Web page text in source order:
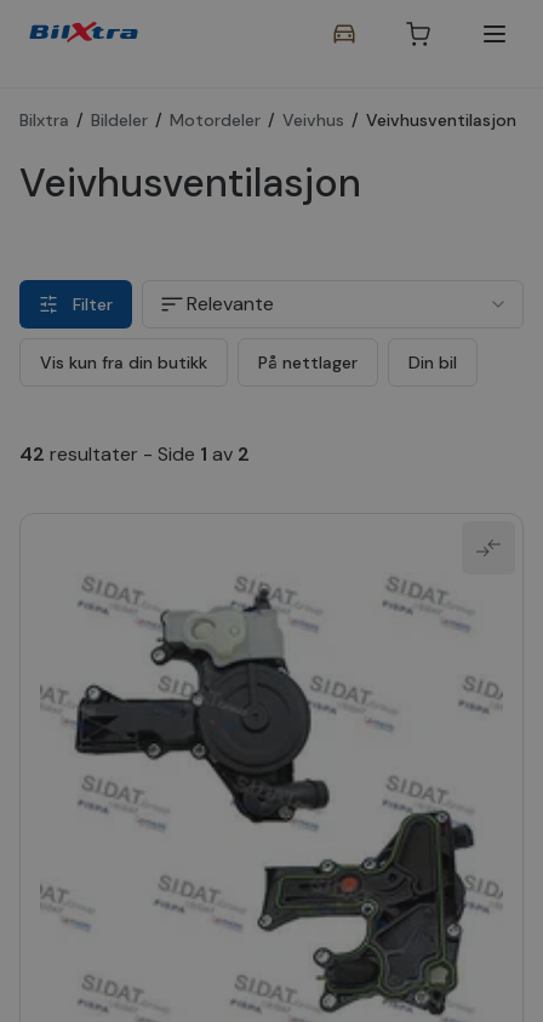
Bilxtra / Bildeler / Motordeler / Veivhus / Veivhusventilasjon
Veivhusventilasjon
Filter Relevante
Vis kun fra din butikk På nettlager Din bil
42 resultater - Side 1 av 2